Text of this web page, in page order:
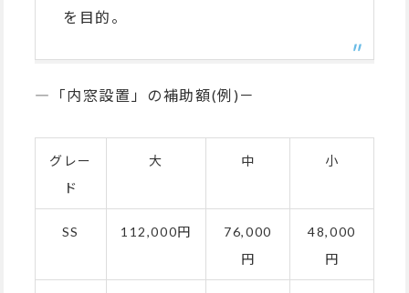
を目的。
―「内窓設置」の補助額(例)－
グレー
ド
大 中 小
SS 112,000円
76,000
円
48,000
円